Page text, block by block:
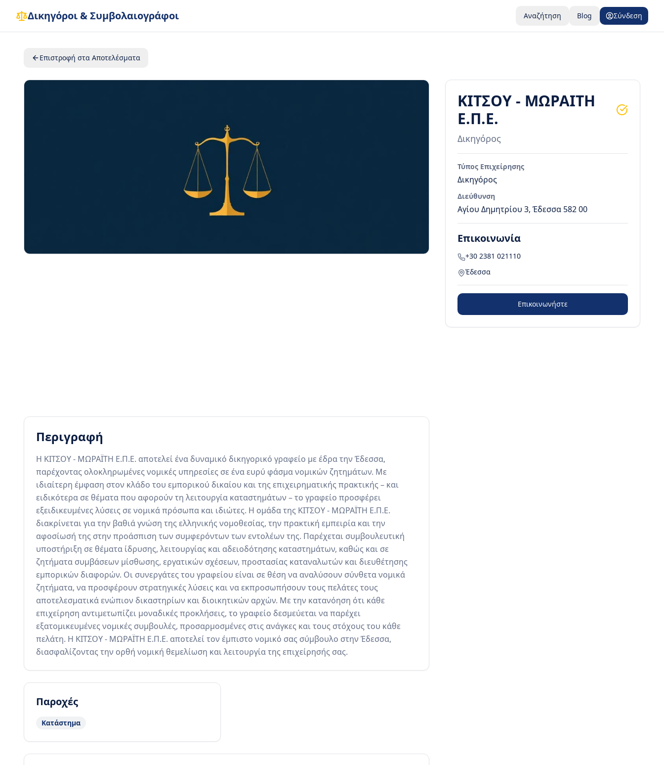
Δικηγόροι & Συμβολαιογράφοι Αναζήτηση Blog Σύνδεση
Επιστροφή στα Αποτελέσματα
Περιγραφή
Η ΚΙΤΣΟΥ - ΜΩΡΑΪΤΗ Ε.Π.Ε. αποτελεί ένα δυναμικό δικηγορικό γραφείο με έδρα την Έδεσσα,
παρέχοντας ολοκληρωμένες νομικές υπηρεσίες σε ένα ευρύ φάσμα νομικών ζητημάτων. Με
ιδιαίτερη έμφαση στον κλάδο του εμπορικού δικαίου και της επιχειρηματικής πρακτικής – και
ειδικότερα σε θέματα που αφορούν τη λειτουργία καταστημάτων – το γραφείο προσφέρει
εξειδικευμένες λύσεις σε νομικά πρόσωπα και ιδιώτες. Η ομάδα της ΚΙΤΣΟΥ - ΜΩΡΑΪΤΗ Ε.Π.Ε.
διακρίνεται για την βαθιά γνώση της ελληνικής νομοθεσίας, την πρακτική εμπειρία και την
αφοσίωσή της στην προάσπιση των συμφερόντων των εντολέων της. Παρέχεται συμβουλευτική
υποστήριξη σε θέματα ίδρυσης, λειτουργίας και αδειοδότησης καταστημάτων, καθώς και σε
ζητήματα συμβάσεων μίσθωσης, εργατικών σχέσεων, προστασίας καταναλωτών και διευθέτησης
εμπορικών διαφορών. Οι συνεργάτες του γραφείου είναι σε θέση να αναλύσουν σύνθετα νομικά
ζητήματα, να προσφέρουν στρατηγικές λύσεις και να εκπροσωπήσουν τους πελάτες τους
αποτελεσματικά ενώπιον δικαστηρίων και διοικητικών αρχών. Με την κατανόηση ότι κάθε
επιχείρηση αντιμετωπίζει μοναδικές προκλήσεις, το γραφείο δεσμεύεται να παρέχει
εξατομικευμένες νομικές συμβουλές, προσαρμοσμένες στις ανάγκες και τους στόχους του κάθε
πελάτη. Η ΚΙΤΣΟΥ - ΜΩΡΑΪΤΗ Ε.Π.Ε. αποτελεί τον έμπιστο νομικό σας σύμβουλο στην Έδεσσα,
διασφαλίζοντας την ορθή νομική θεμελίωση και λειτουργία της επιχείρησής σας.
Παροχές
Κατάστημα
ΚΙΤΣΟΥ - ΜΩΡΑΙΤΗ
Ε.Π.Ε.
Δικηγόρος
Τύπος Επιχείρησης
Δικηγόρος
Διεύθυνση
Αγίου Δημητρίου 3, Έδεσσα 582 00
Επικοινωνία
+30 2381 021110
Έδεσσα
Επικοινωνήστε